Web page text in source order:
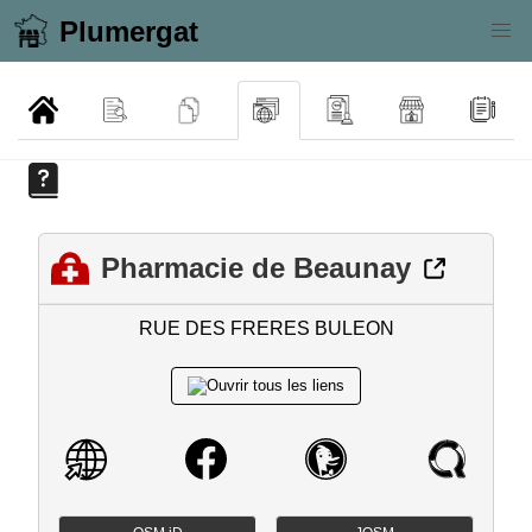
Plumergat
Pharmacie de Beaunay
RUE DES FRERES BULEON